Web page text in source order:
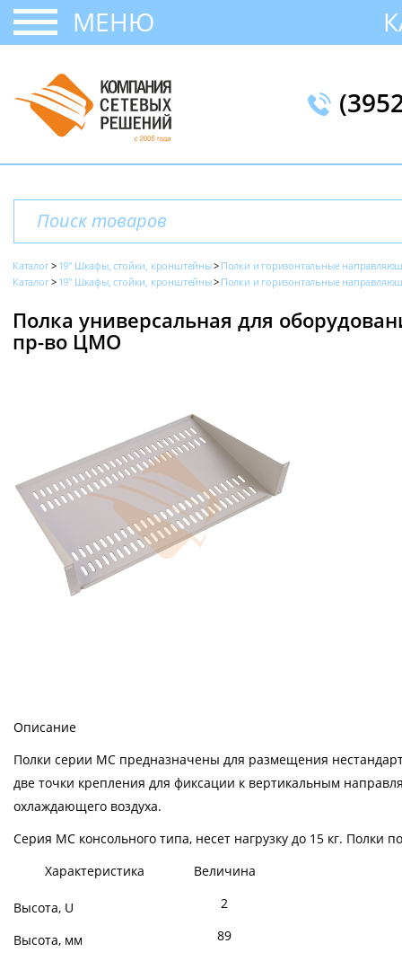
МЕНЮ
Каталог 19" Шкафы, стойки, кронштейны
Полки и горизонтальные
Каталог
19" Шкафы, стойки, кронштейны Полки и горизонтальные
Полка универсальная для
пр-во ЦМО
Описание
Полки серии МС предназначены для размещения
две точки крепления для фиксации к вертикальным
охлаждающего воздуха.
Серия МС консольного типа, несет нагрузку до 15 кг. Полки
Характеристика
Величина
Высота, U 2
Высота, мм 89